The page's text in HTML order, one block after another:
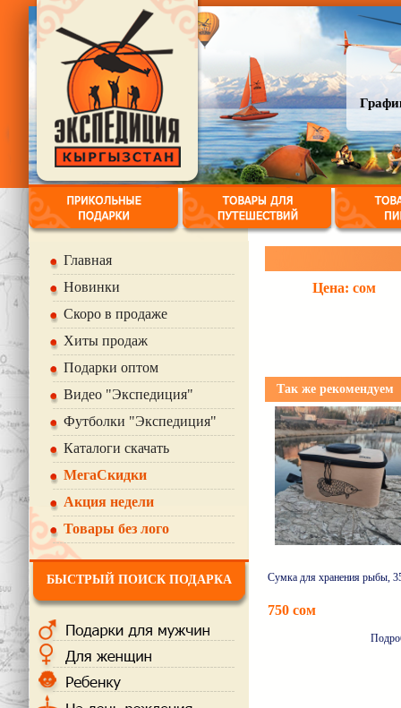
Главная
Новинки
Скоро в продаже
Хиты продаж
Подарки оптом
Видео "Экспедиция"
Футболки "Экспедиция"
Каталоги скачать
МегаСкидки
Акция недели
Товары без лого
БЫСТРЫЙ ПОИСК ПОДАРКА
Цена: сом
Так же рекомендуем
Сумка для хранения рыбы,
750 сом